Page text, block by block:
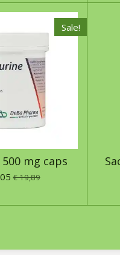
Sale!
mg caps
€ 19,89